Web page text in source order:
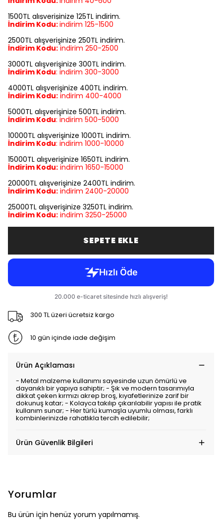
1500TL alışverişinize 125TL indirim.
İndirim Kodu:indirim 125-1500
2500TL alışverişinize 250TL indirim.
İndirim Kodu: indirim 250-2500
3000TL alışverişinize 300TL indirim.
İndirim Kodu: indirim 300-3000
4000TL alışverişinize 400TL indirim.
İndirim Kodu: indirim 400-4000
5000TL alışverişinize 500TL indirim.
İndirim Kodu: indirim 500-5000
10000TL alışverişinize 1000TL indirim.
İndirim Kodu: indirim 1000-10000
15000TL alışverişinize 1650TL indirim.
İndirim Kodu: indirim 1650-15000
20000TL alışverişinize 2400TL indirim.
İndirim Kodu: indirim 2400-20000
25000TL alışverişinize 3250TL indirim.
İndirim Kodu: indirim 3250-25000
SEPETE EKLE
300 TL üzeri ücretsiz kargo
10 gün içinde iade değişim
Ürün Açıklaması
- Metal malzeme kullanımı sayesinde uzun ömürlü ve
dayanıklı bir yapıya sahiptir; - Şık ve modern tasarımıyla
dikkat çeken kırmızı akrep broş, kıyafetlerinize zarif bir
dokunuş katar; - Kolayca takılıp çıkarılabilir yapısı ile pratik
kullanım sunar; - Her türlü kumaşla uyumlu olması, farklı
kombinlerinizde rahatlıkla tercih edilebilir;
Ürün Güvenlik Bilgileri
Yorumlar
Bu ürün için henüz yorum yapılmamış.